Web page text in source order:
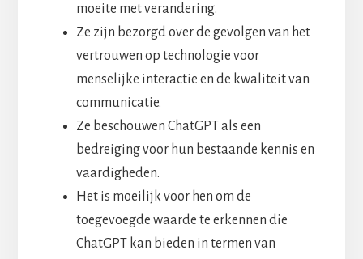
moeite met verandering.
Ze zijn bezorgd over de gevolgen van het
vertrouwen op technologie voor
menselijke interactie en de kwaliteit van
communicatie.
Ze beschouwen ChatGPT als een
bedreiging voor hun bestaande kennis en
vaardigheden.
Het is moeilijk voor hen om de
toegevoegde waarde te erkennen die
ChatGPT kan bieden in termen van